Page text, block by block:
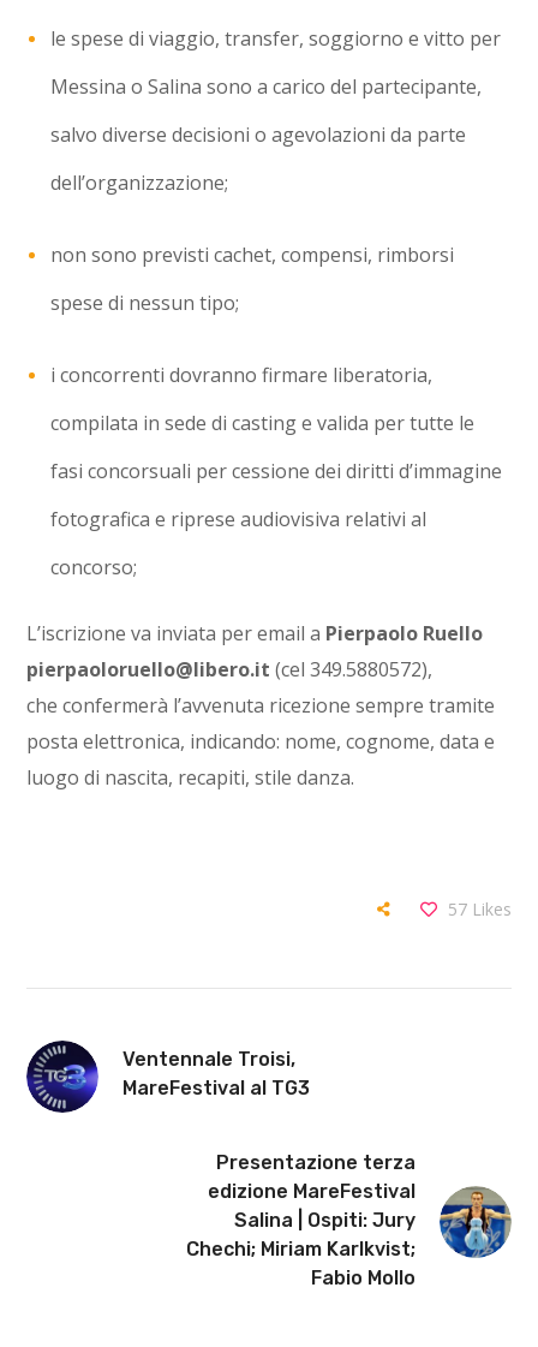
le spese di viaggio, transfer, soggiorno e vitto per
Messina o Salina sono a carico del partecipante,
salvo diverse decisioni o agevolazioni da parte
dell’organizzazione;
non sono previsti cachet, compensi, rimborsi
spese di nessun tipo;
i concorrenti dovranno firmare liberatoria,
compilata in sede di casting e valida per tutte le
fasi concorsuali per cessione dei diritti d’immagine
fotografica e riprese audiovisiva relativi al
concorso;
L’iscrizione va inviata per email a Pierpaolo Ruello
pierpaoloruello@libero.it (cel 349.5880572),
che confermerà l’avvenuta ricezione sempre tramite
posta elettronica, indicando: nome, cognome, data e
luogo di nascita, recapiti, stile danza.
57 Likes
Ventennale Troisi,
MareFestival al TG3
Presentazione terza
edizione MareFestival
Salina | Ospiti: Jury
Chechi; Miriam Karlkvist;
Fabio Mollo